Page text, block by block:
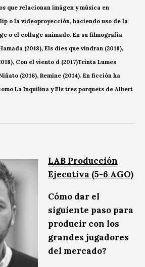
que relacionan imágen y música en
o la videoproyección, haciendo uso de la
o el collage animado. En su filmografía
(2018), Els dies que vindran (2018),
Con el viento d (2017)Trinta Lumes
(2016), Remine (2014). En ficción ha
La Inquilina y Els tres porquets de Albert
LAB Producción
Ejecutiva (5-6 AGO)
Cómo dar el
siguiente paso para
producir con los
grandes jugadores
del mercado?